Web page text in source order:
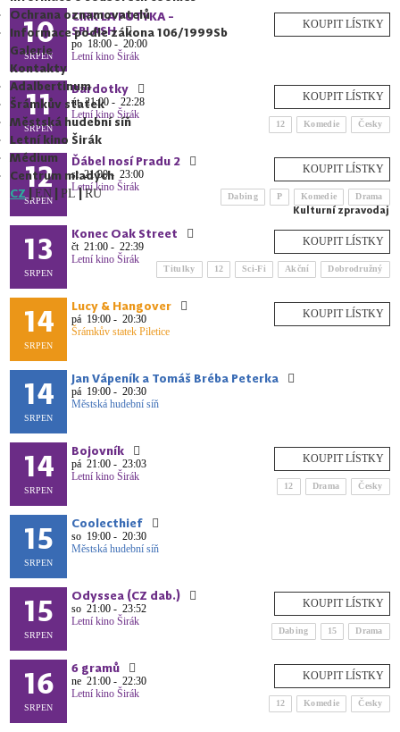
Ochrana oznamovatelů
Informace podle zákona 106/1999Sb
Galerie
Kontakty
Adalbertinum
Šrámkův statek
Městská hudební síň
Letní kino Širák
Médium
Centrum mladých
CZ | EN | PL|RU
Kulturní zpravodaj
10
SRPEN
CIRK LA PUTYKA -
SPLASH
po 18:00 - 20:00
Letní kino Širák
11
SRPEN
Bardotky
út21:00 - 22:28
Letní kino Širák
12 Komedie Česky
12
SRPEN
Ďábel nosí Pradu 2
st21:00 - 23:00
Letní kino Širák
Dabing P Komedie Drama
13
SRPEN
Konec Oak Street
čt21:00 - 22:39
Letní kino Širák
Titulky 12 Sci-Fi Akční Dobrodružný
14
SRPEN
Lucy & Hangover
pá 19:00 - 20:30
Šrámkův statek Piletice
14
SRPEN
Jan Vápeník a Tomáš Bréba Peterka
pá 19:00 - 20:30
Městská hudební síň
14
SRPEN
Bojovník
pá 21:00 - 23:03
Letní kino Širák
12 Drama Česky
15
SRPEN
Coolecthief
so 19:00 - 20:30
Městská hudební síň
15
SRPEN
Odyssea (CZ dab.)
so 21:00 - 23:52
Letní kino Širák
Dabing 15 Drama
16
SRPEN
6 gramů
ne 21:00 - 22:30
Letní kino Širák
12 Komedie Česky